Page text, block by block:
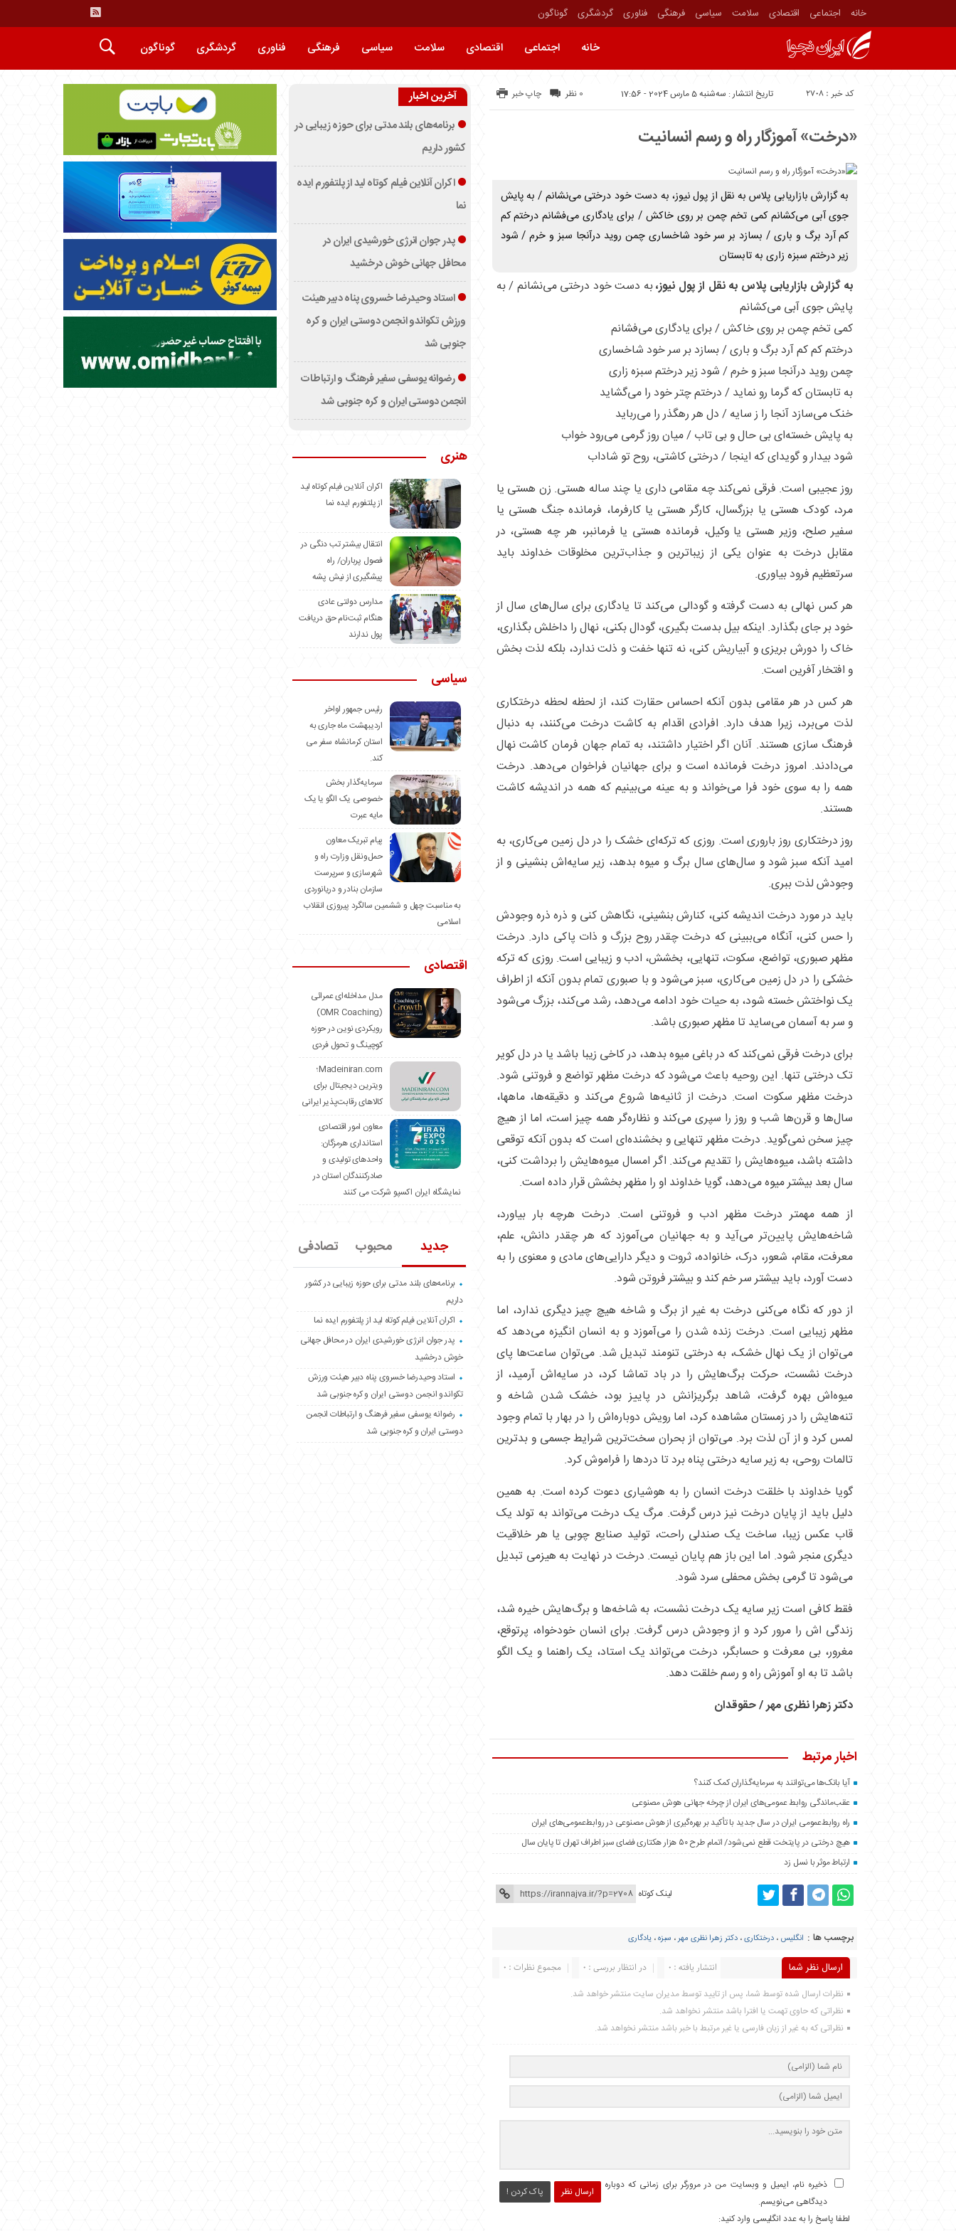
خانه اجتماعی اقتصادی سلامت سیاسی فرهنگی فناوری گردشگری گوناگون
خانه اجتماعی اقتصادی سلامت سیاسی فرهنگی فناوری گردشگری گوناگون
تاریخ انتشار : سه‌شنبه 5 مارس 2024 - 17:56 کد خبر : 2708 چاپ خبر 0 نظر
«درخت» آموزگار راه و رسم انسانیت
به گزارش بازاریابی پلاس به نقل از پول نیوز، به دست خود درختی می‌نشانم / به پایش
جوی آبی می‌کشانم کمی تخم چمن بر روی خاکش / برای یادگاری می‌فشانم درختم کم
کم آرد برگ و باری / بسازد بر سر خود شاخساری چمن روید درآنجا سبز و خرم / شود
زیر درختم سبزه زاری به تابستان
به گزارش بازاریابی پلاس به نقل از پول نیوز،به دست خود درختی می‌نشانم / به
پایش جوی آبی می‌کشانم
کمی تخم چمن بر روی خاکش / برای یادگاری می‌فشانم
درختم کم کم آرد برگ و باری / بسازد بر سر خود شاخساری
چمن روید درآنجا سبز و خرم / شود زیر درختم سبزه زاری
به تابستان که گرما رو نماید / درختم چتر خود را می‌گشاید
خنک می‌سازد آنجا را ز سایه / دل هر رهگذر را می‌رباید
به پایش خسته‌ای بی حال و بی تاب / میان روز گرمی می‌رود خواب
شود بیدار و گوید‌ای که اینجا / درختی کاشتی، روح تو شاداب
روز عجیبی است. فرقی نمی‌کند چه مقامی داری یا چند ساله هستی. زن هستی یا
مرد، کودک هستی یا بزرگسال، کارگر هستی یا کارفرما، فرمانده جنگ هستی یا
سفیر صلح، وزیر هستی یا وکیل، فرمانده هستی یا فرمانبر، هر چه هستی، در
مقابل درخت به عنوان یکی از زیباترین و جذاب‌ترین مخلوقات خداوند باید
سرتعظیم فرود بیاوری.
هر کس نهالی به دست گرفته و گودالی می‌کند تا یادگاری برای سال‌های سال از
خود بر جای بگذارد. اینکه بیل بدست بگیری، گودال بکنی، نهال را داخلش بگذاری،
خاک را دورش بریزی و آبیاریش کنی، نه تنها خفت و ذلت ندارد، بلکه لذت بخش
و افتخار آفرین است.
هر کس در هر مقامی بدون آنکه احساس حقارت کند، از لحظه لحظه درختکاری
لذت می‌برد، زیرا هدف دارد. افرادی اقدام به کاشت درخت می‌کنند، به دنبال
فرهنگ سازی هستند. آنان اگر اختیار داشتند، به تمام جهان فرمان کاشت نهال
می‌دادند. امروز درخت فرمانده است و برای جهانیان فراخوان می‌دهد. درخت
همه را به سوی خود فرا می‌خواند و به عینه می‌بینیم که همه در اندیشه کاشت
هستند.
روز درختکاری روز باروری است. روزی که ترکه‌ای خشک را در دل زمین می‌کاری، به
امید آنکه سبز شود و سال‌های سال برگ و میوه بدهد، زیر سایه‌اش بنشینی و از
وجودش لذت ببری.
باید در مورد درخت اندیشه کنی، کنارش بنشینی، نگاهش کنی و ذره ذره وجودش
را حس کنی، آنگاه می‌ببینی که درخت چقدر روح بزرگ و ذات پاکی دارد. درخت
مظهر صبوری، تواضع، سکوت، تنهایی، بخشش، ادب و زیبایی است. روزی که ترکه
خشکی را در دل زمین می‌کاری، سبز می‌شود و با صبوری تمام بدون آنکه از اطراف
یک نواختش خسته شود، به حیات خود ادامه می‌دهد، رشد می‌کند، بزرگ می‌شود
و سر به آسمان می‌ساید تا مظهر صبوری باشد.
برای درخت فرقی نمی‌کند که در باغی میوه بدهد، در کاخی زیبا باشد یا در دل کویر
تک درختی تنها. این روحیه باعث می‌شود که درخت مظهر تواضع و فروتنی شود.
درخت مظهر سکوت است. درخت از ثانیه‌ها شروع می‌کند و دقیقه‌ها، ماهها،
سال‌ها و قرن‌ها شب و روز را سپری می‌کند و نظاره‌گر همه چیز است، اما از هیچ
چیز سخن نمی‌گوید. درخت مظهر تنهایی و بخشنده‌ای است که بدون آنکه توقعی
داشته باشد، میوه‌هایش را تقدیم می‌کند. اگر امسال میوه‌هایش را برداشت کنی،
سال بعد بیشتر میوه می‌دهد، گویا خداوند او را مظهر بخشش قرار داده است.
از همه مهمتر درخت مظهر ادب و فروتنی است. درخت هرچه بار بیاورد،
شاخه‌هایش پایین‌تر می‌آید و به جهانیان می‌آموزد که هر چقدر دانش، علم،
معرفت، مقام، شعور، درک، خانواده، ثروت و دیگر دارایی‌های مادی و معنوی را به
دست آورد، باید بیشتر سر خم کند و بیشتر فروتن شود.
از دور که نگاه می‌کنی درخت به غیر از برگ و شاخه هیچ چیز دیگری ندارد، اما
مظهر زیبایی است. درخت زنده شدن را می‌آموزد و به انسان انگیزه می‌دهد که
می‌توان از یک نهال خشک، به درختی تنومند تبدیل شد. می‌توان ساعت‌ها پای
درخت نشست، حرکت برگ‌هایش را در باد تماشا کرد، در سایه‌اش آرمید، از
میوه‌اش بهره گرفت، شاهد برگریزانش در پاییز بود، خشک شدن شاخه و
تنه‌هایش را در زمستان مشاهده کرد، اما رویش دوباره‌اش را در بهار با تمام وجود
لمس کرد و از آن لذت برد. می‌توان از بحران سخت‌ترین شرایط جسمی و بدترین
تالمات روحی، به زیر سایه درختی پناه برد تا درد‌ها را فراموش کرد.
گویا خداوند با خلقت درخت انسان را به هوشیاری دعوت کرده است. به همین
دلیل باید از پایان درخت نیز درس گرفت. مرگ یک درخت می‌تواند به تولد یک
قاب عکس زیبا، ساخت یک صندلی راحت، تولید صنایع چوبی یا هر خلاقیت
دیگری منجر شود. اما این باز هم پایان نیست. درخت در نهایت به هیزمی تبدیل
می‌شود تا گرمی بخش محفلی سرد شود.
فقط کافی است زیر سایه یک درخت نشست، به شاخه‌ها و برگ‌هایش خیره شد،
زندگی اش را مرور کرد و از وجودش درس گرفت. برای انسان خودخواه، پرتوقع،
مغرور، بی معرفت و حسابگر، درخت می‌تواند یک استاد، یک راهنما و یک الگو
باشد تا به او آموزش راه و رسم خلقت دهد.
دکتر زهرا نظری مهر / حقوقدان
اخبار مرتبط
آیا بانک‌ها می‌توانند به سرمایه‌گذاران کمک کنند؟
عقب‌ماندگی روابط عمومی‌های ایران از چرخه جهانی هوش مصنوعی
راه روابط‌عمومی ایران در سال جدید با تأکید بر بهره‌گیری از هوش مصنوعی در روابط‌عمومی‌های ایران
هیچ درختی در پایتخت قطع نمی‌شود/ اتمام طرح ۵۰ هزار هکتاری فضای سبز اطراف تهران تا پایان سال
ارتباط موثر با نسل زد
لینک کوتاه
برچسب ها : انگلیس ، درختکاری، دکتر زهرا نظری مهر، سبزه، یادگاری
ارسال نظر شما مجموع نظرات : 0 در انتظار بررسی : 0 انتشار یافته : 0
نظرات ارسال شده توسط شما، پس از تایید توسط مدیران سایت منتشر خواهد شد.
نظراتی که حاوی تهمت یا افترا باشد منتشر نخواهد شد.
نظراتی که به غیر از زبان فارسی یا غیر مرتبط با خبر باشد منتشر نخواهد شد.
ارسال نظر پاک کردن !
ذخیره نام، ایمیل و وبسایت من در مرورگر برای زمانی که دوباره
دیدگاهی می‌نویسم.
لطفا پاسخ را به عدد انگلیسی وارد کنید:
آخرین اخبار
برنامه‌های بلند مدتی برای حوزه زیبایی در
کشور داریم
اکران آنلاین فیلم کوتاه لید از پلتفورم ایده
نما
پدر جوان انرژی خورشیدی ایران در
محافل جهانی خوش درخشید
استاد وحیدرضا خسروی پناه دبیر هیئت
ورزش تکواندو انجمن دوستی ایران و کره
جنوبی شد
رضوانه یوسفی سفیر فرهنگ و ارتباطات
انجمن دوستی ایران و کره جنوبی شد
هنری
اکران آنلاین فیلم کوتاه لید
از پلتفورم ایده نما
انتقال بیشتر تب دنگی در
فصول پرباران/ راه
پیشگیری از نیش پشه
مدارس دولتی عادی
هنگام ثبت‌نام حق دریافت
پول ندارند
سیاسی
رئیس جمهور اواخر
اردیبهشت ماه جاری به
استان کرمانشاه سفر می
کند.
سرمایه‌گذار بخش
خصوصی یک الگو یا یک
مایه عبرت
️پیام تبریک معاون
حمل‌ونقل وزارت راه و
شهرسازی و سرپرست
سازمان بنادر و دریانوردی
به مناسبت چهل و ششمین سالگرد پیروزی انقلاب
اسلامی
اقتصادی
مدل مداخله‌ای عمرائی
(OMR Coaching)
رویکردی نوین در حوزه
کوچینگ و تحول فردی
Madeiniran.com؛
ویترین دیجیتال برای
کالاهای رقابت‌پذیر ایرانی
معاون امور اقتصادی
استانداری هرمزگان:
واحدهای تولیدی و
صادرکنندگان استان در
نمایشگاه ایران اکسپو شرکت می کنند
جدید محبوب تصادفی
برنامه‌های بلند مدتی برای حوزه زیبایی در کشور
داریم
اکران آنلاین فیلم کوتاه لید از پلتفورم ایده نما
پدر جوان انرژی خورشیدی ایران در محافل جهانی
خوش درخشید
استاد وحیدرضا خسروی پناه دبیر هیئت ورزش
تکواندو انجمن دوستی ایران و کره جنوبی شد
رضوانه یوسفی سفیر فرهنگ و ارتباطات انجمن
دوستی ایران و کره جنوبی شد